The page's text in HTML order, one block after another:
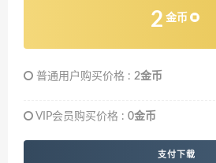
2 金币
普通用户购买价格 : 2金币
VIP会员购买价格 : 0金币
支付下载